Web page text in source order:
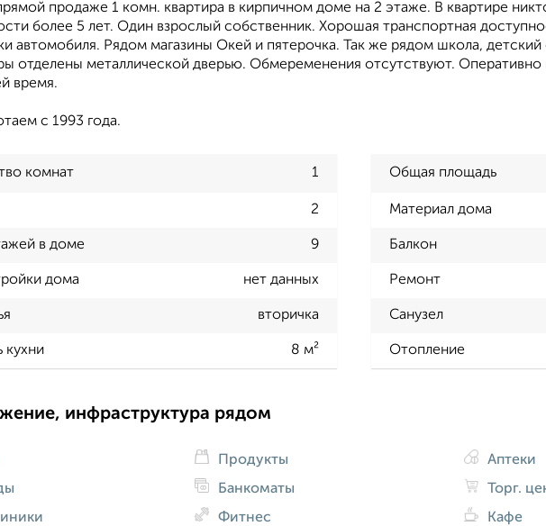
продаже 1 комн. квартира в кирпичном доме на 2 этаже. В квартире
более 5 лет. Один взрослый собственник. Хорошая транспортная
автомобиля. Рядом магазины Окей и пятерочка. Так же рядом школа,
отделены металлической дверью. Обмеременения отсутствуют.
время.
с 1993 года.
комнат 1 Общая площадь
2 Материал дома
в доме 9 Балкон
дома нет данных Ремонт
вторичка Санузел
кухни 8 м² Отопление
инфраструктура рядом
Продукты
Банкоматы
Фитнес
Аптеки
Торг.
Кафе